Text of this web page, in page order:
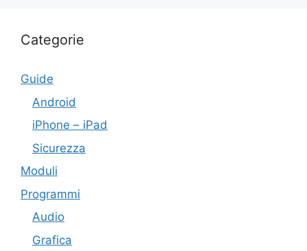
Categorie
Guide
Android
iPhone – iPad
Sicurezza
Moduli
Programmi
Audio
Grafica